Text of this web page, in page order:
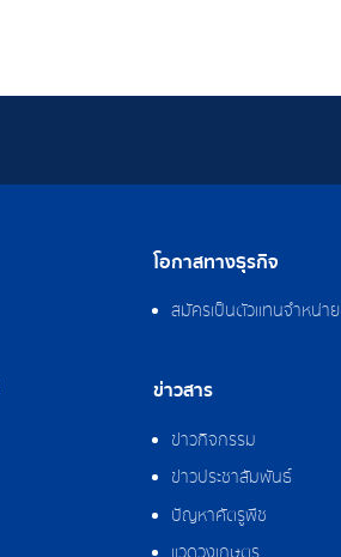
โอกาสทางธุรกิจ
สมัครเป็นตัวแทนจำหน่าย
ข่าวสาร
ข่าวกิจกรรม
ข่าวประชาสัมพันธ์
ปัญหาศัตรูพืช